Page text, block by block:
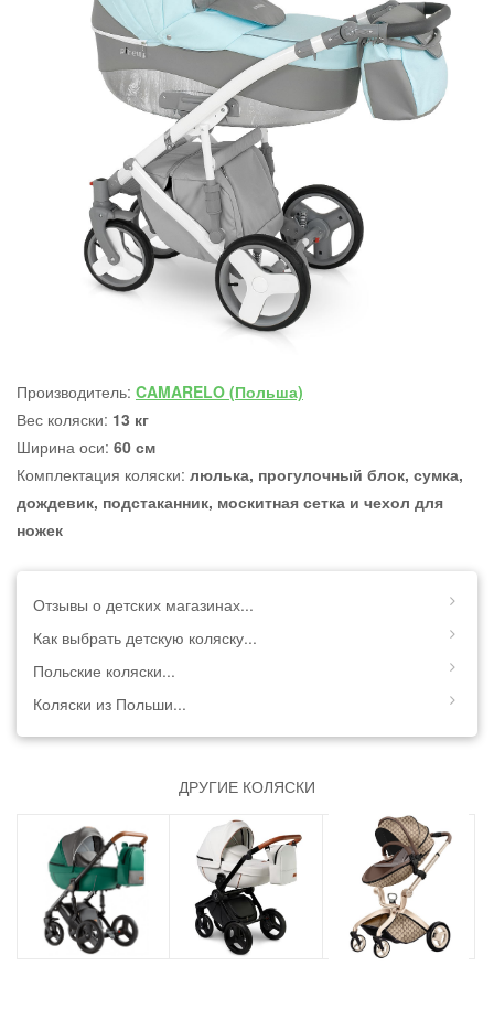
Производитель: CAMARELO (Польша)
Вес коляски: 13 кг
Ширина оси: 60 см
Комплектация коляски: люлька, прогулочный блок, сумка,
дождевик, подстаканник, москитная сетка и чехол для
ножек
Отзывы о детских магазинах...
Как выбрать детскую коляску...
Польские коляски...
Коляски из Польши...
ДРУГИЕ КОЛЯСКИ